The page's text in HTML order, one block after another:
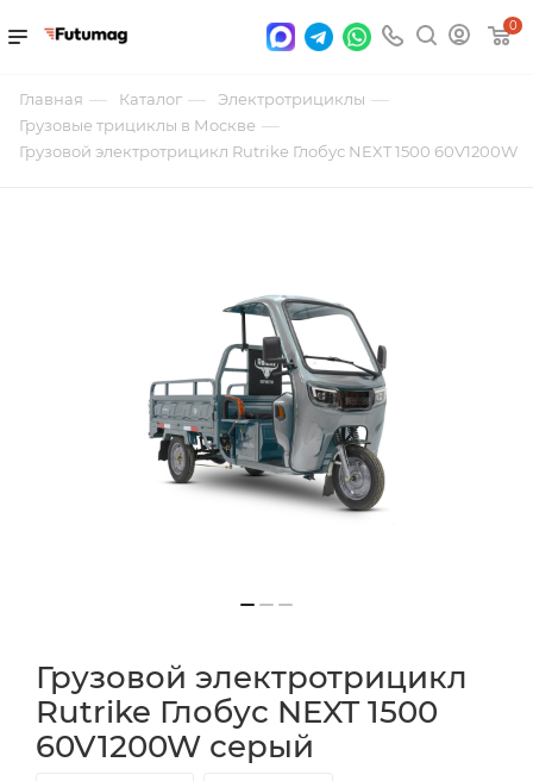
0
Главная — Каталог — Электротрициклы —
Грузовые трициклы в Москве —
Грузовой электротрицикл Rutrike Глобус NEXT 1500 60V1200W
Грузовой электротрицикл
Rutrike Глобус NEXT 1500
60V1200W серый